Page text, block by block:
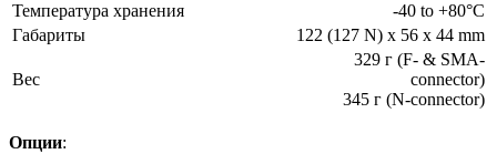
Температура хранения
-40 to +80°C
Габариты
122 (127 N) x 56 x 44 mm
Вес
329 г (F- & SMA-
connector)
345 г (N-connector)
Опции: